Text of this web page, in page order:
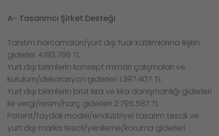
A- Tasarımcı Şirket Desteği
Tanıtım harcamaları/yurt dışı fuar katılımlarına ilişkin
giderler 4.193.766 TL
Yurt dışı birimlerin konsept mimari çalışmaları ve
kurulum/dekorasyon giderleri 1.397.407 TL
Yurt dışı birimlerin brüt kira ve kira danışmanlığı giderleri
ile vergi/resim/harç giderleri 2.795.587 TL
Patent/faydalı model/endüstriyel tasarım tescili ve
yurt dışı marka tescil/yenileme/koruma giderleri